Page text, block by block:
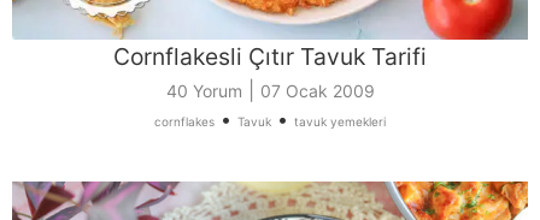
Cornflakesli Çıtır Tavuk Tarifi
40 Yorum 07 Ocak 2009
cornflakes • Tavuk • tavuk yemekleri